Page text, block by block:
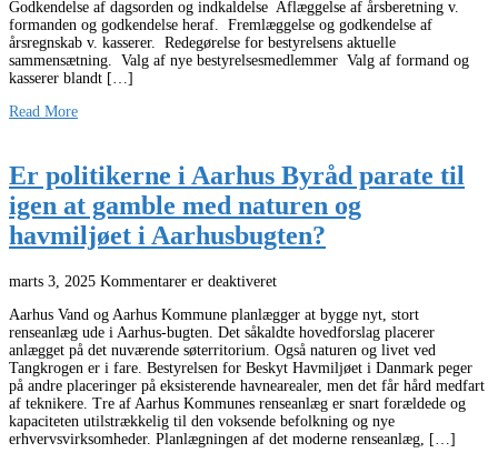
Godkendelse af dagsorden og indkaldelse Aflæggelse af årsberetning v.
formanden og godkendelse heraf. Fremlæggelse og godkendelse af
årsregnskab v. kasserer. Redegørelse for bestyrelsens aktuelle
sammensætning. Valg af nye bestyrelsesmedlemmer Valg af formand og
kasserer blandt […]
Read More
Er politikerne i Aarhus Byråd parate til
igen at gamble med naturen og
havmiljøet i Aarhusbugten?
marts 3, 2025 Kommentarer er deaktiveret
Aarhus Vand og Aarhus Kommune planlægger at bygge nyt, stort
renseanlæg ude i Aarhus-bugten. Det såkaldte hovedforslag placerer
anlægget på det nuværende søterritorium. Også naturen og livet ved
Tangkrogen er i fare. Bestyrelsen for Beskyt Havmiljøet i Danmark peger
på andre placeringer på eksisterende havnearealer, men det får hård medfart
af teknikere. Tre af Aarhus Kommunes renseanlæg er snart forældede og
kapaciteten utilstrækkelig til den voksende befolkning og nye
erhvervsvirksomheder. Planlægningen af det moderne renseanlæg, […]